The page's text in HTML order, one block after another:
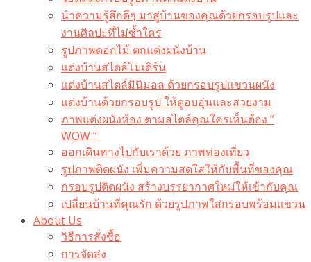
นำความรู้สึกดีๆ มาสู่บ้านของคุณด้วยกรอบรูปและ
งานศิลปะที่ไม่ซ้ำใคร
รูปภาพดอกไม้ ตกแต่งผนังบ้าน
แต่งบ้านสไตล์โมเดิร์น
แต่งบ้านสไตล์มินิมอล ด้วยกรอบรูปแขวนผนัง
แต่งบ้านด้วยกรอบรูป ให้ดูอบอุ่นและสวยงาม
ภาพแต่งผนังห้อง ตามสไตล์คุณใครเห็นต้อง ”
WOW “
ออกเดินทางไปกับเราด้วย ภาพท่องเที่ยว
รูปภาพติดผนัง เพิ่มความสดใสให้กับพื้นที่ของคุณ
กรอบรูปติดผนัง สร้างบรรยากาศใหม่ให้เข้ากับคุณ
เปลี่ยนบ้านที่คุณรัก ด้วยรูปภาพใส่กรอบพร้อมแขวน​
About Us
วิธีการสั่งซื้อ
การจัดส่ง